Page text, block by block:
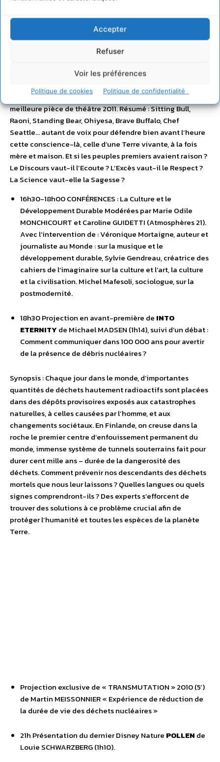
Accepter
Refuser
Voir les préférences
Politique de cookies Politique de confidentialité
compositeur-interprète de chansons – Marie Claire
Buzy, chanteuse et Aline De Lima, chant/ guitare
Lecture : « Paradis Perdus », création pour « Festival
Bernard, nommés aux Golden Globes pour Raimu et Pagnol,
meilleure pièce de théâtre 2011. Résumé : Sitting Bull,
Raoni, Standing Bear, Ohiyesa, Brave Buffalo, Chef
Seattle… autant de voix pour défendre bien avant l’heure
cette conscience-là, celle d’une Terre vivante, à la fois
mère et maison. Et si les peuples premiers avaient raison ?
Le Discours vaut-il l’Ecoute ? L’Excès vaut-il le Respect ?
La Science vaut-elle la Sagesse ?
16h30-18h00 CONFÉRENCES : La Culture et le
Développement Durable Modérées par Marie Odile
MONCHICOURT et Caroline GUIDETTI (Atmosphères 21).
Avec l’intervention de : Véronique Mortaigne, auteur et
journaliste au Monde : sur la musique et le
développement durable, Sylvie Gendreau, créatrice des
cahiers de l’imaginaire sur la culture et l’art, la culture
et la civilisation. Michel Mafesoli, sociologue, sur la
postmodernité.
18h30 Projection en avant-première de INTO
ETERNITYde Michael MADSEN (1h14), suivi d’un débat :
Comment communiquer dans 100 000 ans pour avertir
de la présence de débris nucléaires ?
Synopsis : Chaque jour dans le monde, d’importantes
quantités de déchets hautement radioactifs sont placées
dans des dépôts provisoires exposés aux catastrophes
naturelles, à celles causées par l’homme, et aux
changements sociétaux. En Finlande, on creuse dans la
roche le premier centre d’enfouissement permanent du
monde, immense système de tunnels souterrains fait pour
durer cent mille ans – durée de la dangerosité des
déchets. Comment prévenir nos descendants des déchets
mortels que nous leur laissons ? Quelles langues ou quels
signes comprendront-ils ? Des experts s’efforcent de
trouver des solutions à ce problème crucial afin de
protéger l’humanité et toutes les espèces de la planète
Terre.
Projection exclusive de « TRANSMUTATION » 2010 (5’)
de Martin MEISSONNIER « Expérience de réduction de
la durée de vie des déchets nucléaires »
21h Présentation du dernier Disney Nature POLLEN de
Louie SCHWARZBERG (1h10).